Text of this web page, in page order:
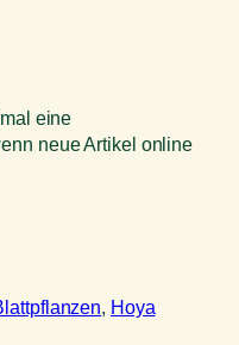
eine
neue Artikel online
, Hoya